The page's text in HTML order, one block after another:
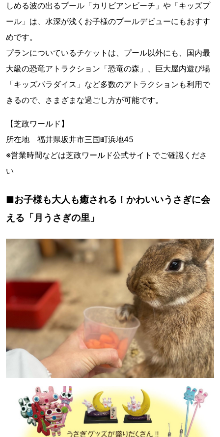
しめる波の出るプール「カリビアンビーチ」や「キッズプ
ール」は、水深が浅くお子様のプールデビューにもおすす
めです。
プランについているチケットは、プール以外にも、国内最
大級の恐竜アトラクション「恐竜の森」、巨大屋内遊び場
「キッズパラダイス」など多数のアトラクションも利用で
きるので、さまざまな過ごし方が可能です。
【芝政ワールド】
所在地 福井県坂井市三国町浜地45
※営業時間などは芝政ワールド公式サイトでご確認くださ
い
■お子様も大人も癒される！かわいいうさぎに会
える「月うさぎの里」